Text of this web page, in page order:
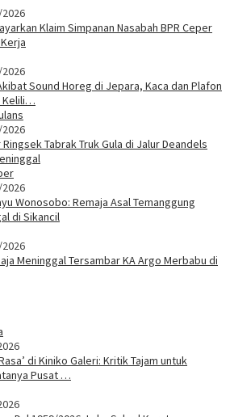
Klaim Simpanan Nasabah BPR Ceper
Sound Horeg di Jepara, Kaca dan Plafon
Kelili…
Tabrak Truk Gula di Jalur Deandels
Wonosobo: Remaja Asal Temanggung
di Sikancil
Meninggal Tersambar KA Argo Merbabu di
di Kiniko Galeri: Kritik Tajam untuk
Pusat …